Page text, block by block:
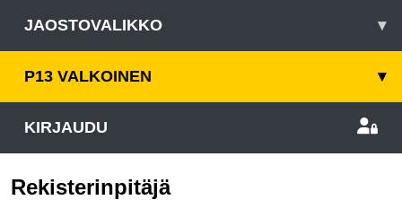
JAOSTOVALIKKO ▾
P13 VALKOINEN ▾
KIRJAUDU
Rekisterinpitäjä